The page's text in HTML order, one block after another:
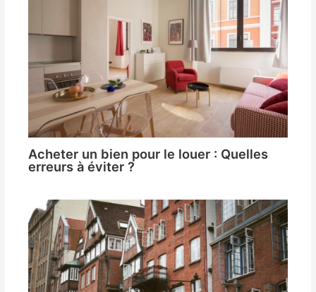
Acheter un bien pour le louer : Quelles
erreurs à éviter ?